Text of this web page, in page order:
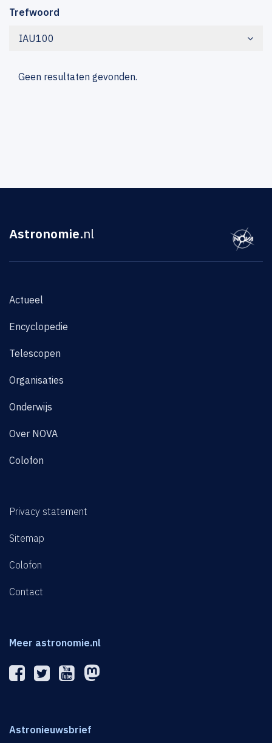
Trefwoord
IAU100
Geen resultaten gevonden.
Astronomie.nl
Actueel
Encyclopedie
Telescopen
Organisaties
Onderwijs
Over NOVA
Colofon
Privacy statement
Sitemap
Colofon
Contact
Meer astronomie.nl
Astronieuwsbrief